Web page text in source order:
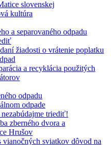
slovenskej
kultúra
a separovaného odpadu
žiadosti o vrátenie poplatku
a recyklácia použitých
odpadu
odpade
triediť!
zberného dvora a
Hrušov
vianočných sviatkov dôvod na